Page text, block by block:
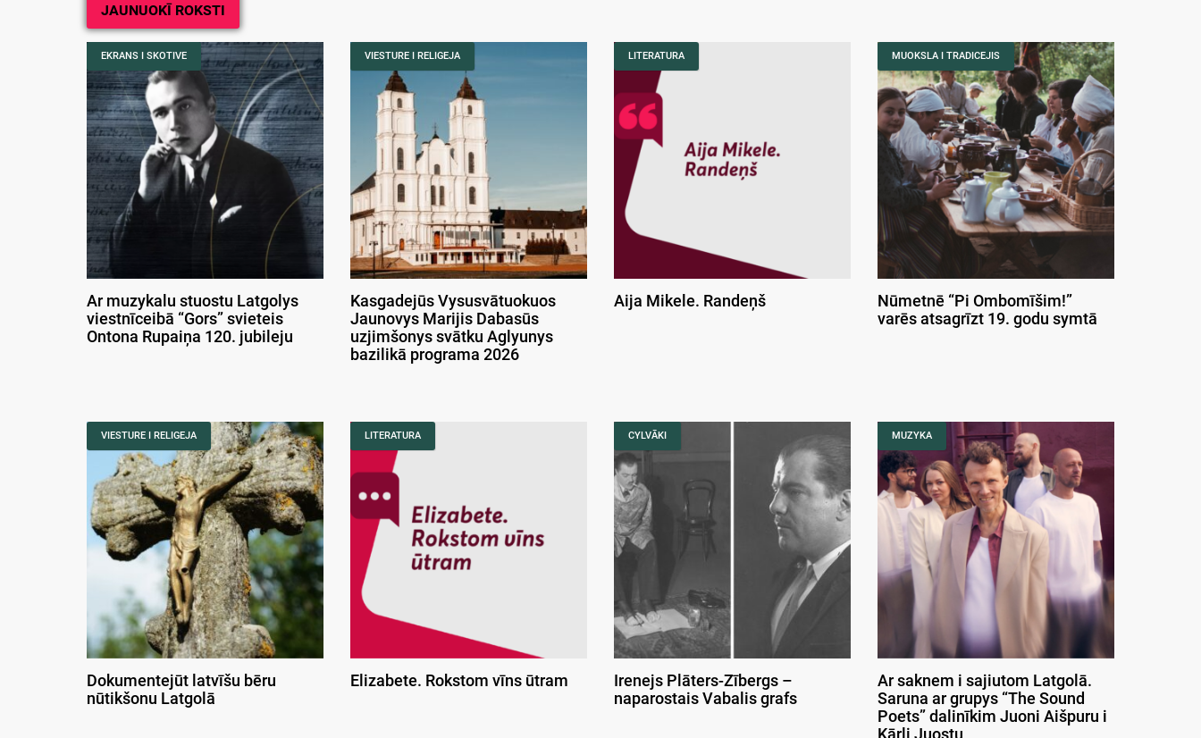
JAUNUOKĪ ROKSTI
EKRANS I SKOTIVE
Ar muzykalu stuostu Latgolys
viestnīceibā “Gors” svieteis
Ontona Rupaiņa 120. jubileju
VIESTURE I RELIGEJA
Kasgadejūs Vysusvātuokuos
Jaunovys Marijis Dabasūs
uzjimšonys svātku Aglyunys
bazilikā programa 2026
LITERATURA
Aija Mikele. Randeņš
MUOKSLA I TRADICEJIS
Nūmetnē “Pi Ombomīšim!”
varēs atsagrīzt 19. godu symtā
VIESTURE I RELIGEJA
Dokumentejūt latvīšu bēru
nūtikšonu Latgolā
LITERATURA
Elizabete. Rokstom vīns ūtram
CYLVĀKI
Irenejs Plāters-Zībergs –
naparostais Vabalis grafs
MUZYKA
Ar saknem i sajiutom Latgolā.
Saruna ar grupys “The Sound
Poets” dalinīkim Juoni Aišpuru i
Kārli Juostu